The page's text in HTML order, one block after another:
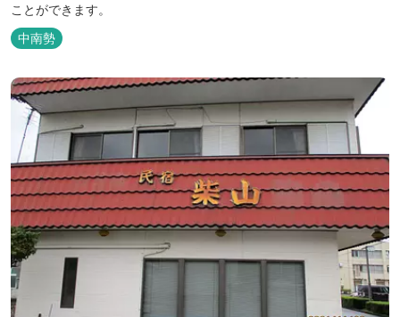
ことができます。
中南勢